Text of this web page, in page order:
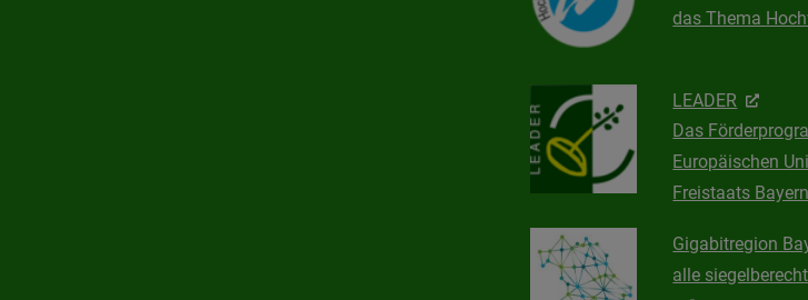
das Thema
LEADER
Das
Europäischen
Freistaats
Gigabitregion
alle